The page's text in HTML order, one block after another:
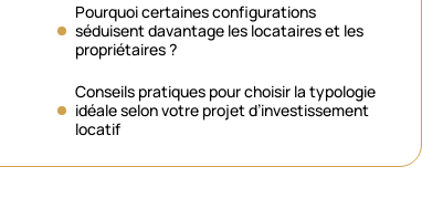
Pourquoi certaines configurations
séduisent davantage les locataires et les
propriétaires ?
Conseils pratiques pour choisir la typologie
idéale selon votre projet d’investissement
locatif